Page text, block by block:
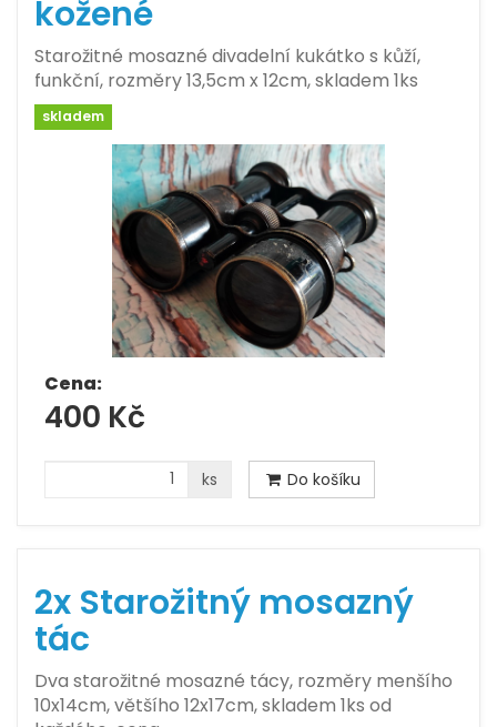
kožené
Starožitné mosazné divadelní kukátko s kůží,
funkční, rozměry 13,5cm x 12cm, skladem 1ks
skladem
Cena:
400 Kč
ks Do košíku
2x Starožitný mosazný
tác
Dva starožitné mosazné tácy, rozměry menšího
10x14cm, většího 12x17cm, skladem 1ks od